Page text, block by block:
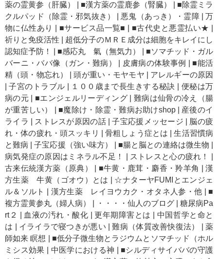
薬の霊黄参（肝臓）
■漢方薬の霊鹿参（腎臓）
■除霊ミラ
クルパッド（除霊・邪気抜き）
悪鬼（あっき）・霊障|万
物に仏性あり
■サービス品一覧■ ■古代史と悪霊払い★
祈りと免疫活性
超低分子のＭＲＥ成分は細胞をキレイにし
認知症予防！
■感応丸 氣（無気力）
■ソマチッド・ガル
バーニ・ババ像（ガン・難病）
皮膚病の体験事例
■能活
精（頭・物忘れ）
|頭が重い・モヤモヤ
アレルギーの原因
|子宮のトラブル １００歳まで長生きする秘訣
便秘は万
病の元
■エンジェルリーディング
難病は仙骨の冷え（腸
が重苦しい）
■魔除け・除霊・難病お助けshop| 産後のイ
ライラ
ストレスが原因の話|子宝応援メッセージ
脳の疲
れ・体の疲れ・頭スッキリ
|骨粗しょう症とは |生活習慣病
と難病 |子宝応援（強い味方） ■腸と脳との連絡は微生物
病気発症の原因はミネラル不足！
ストレスと心の疲れ！
古来伝統漢方薬（原典）
■牛黄・鹿茸・麝香・羚羊角 |漢
方生薬 牛黄（ゴオウ）とは
☆ナターヤFUMIとエンジェ
ル＆ソルト
漢方生薬 レイヨウカク・オタネ人参・他
■
複方霊黄参丸（婦人病）
・・・・仙人のブログ
糖尿病Pa
rt２
血液の汚れ・酸化 |更年期障害とは
中国哲学と命と
は
イライラで寝つきが悪い |難病（体質改善快復法） |薬
師如来 瞑想
■低分子微生物とラジウムとソマチッド（ホル
ミシス効果
中医学における神
■シルディサイババの守護